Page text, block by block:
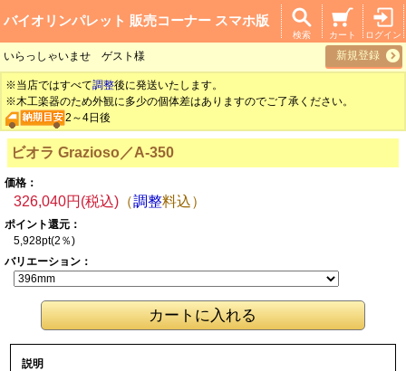
バイオリンパレット 販売コーナー スマホ版
ログイン
カート
検索
いらっしゃいませ ゲスト様 新規登録
※当店ではすべて調整後に発送いたします。
※木工楽器のため外観に多少の個体差はありますのでご了承ください。
2～4日後
ビオラ Grazioso／A-350
価格：
326,040円(税込) （調整料込）
ポイント還元：
5,928pt(2％)
バリエーション：
説明